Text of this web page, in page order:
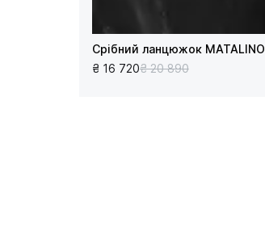
Срібний ланцюжок MATALINO
₴ 16 720₴ 20 890